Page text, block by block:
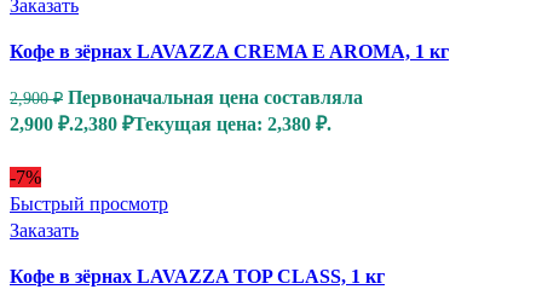
Заказать
Кофе в зёрнах LAVAZZA CREMA E AROMA, 1 кг
2,900₽ Первоначальная цена составляла
2,900 ₽.2,380 ₽Текущая цена: 2,380 ₽.
-7%
Быстрый просмотр
Заказать
Кофе в зёрнах LAVAZZA TOP CLASS, 1 кг